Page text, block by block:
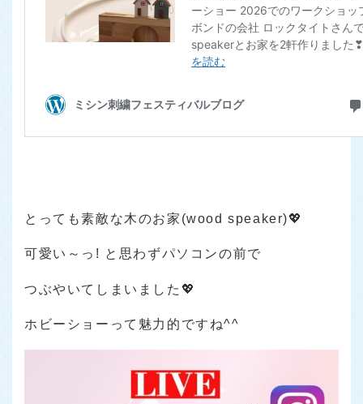
とっても素敵な木のお家(wood speaker)💖
可愛い～っ! と思わずパソコンの前で
つぶやいてしまいました💖
ホビーショーって魅力的ですね^^